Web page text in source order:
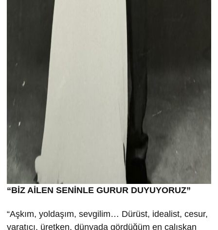
“BİZ AİLEN SENİNLE GURUR DUYUYORUZ”
“Aşkım, yoldaşım, sevgilim… Dürüst, idealist, cesur,
yaratıcı, üretken, dünyada gördüğüm en çalışkan